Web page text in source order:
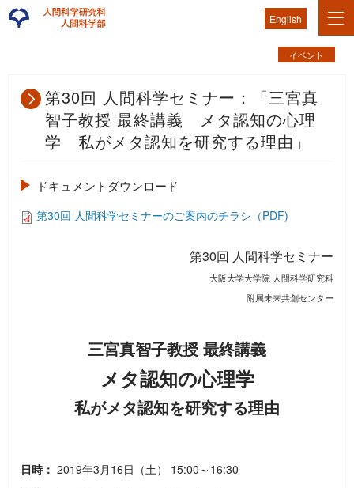
English
イベント
第30回 人間科学セミナー：「三宮真
智子教授 最終講義 メタ認知の心理
学 私がメタ認知を研究する理由」
ドキュメントダウンロード
第30回 人間科学セミナーのご案内のチラシ（PDF)
第30回 人間科学セミナー
大阪大学大学院 人間科学研究科
附属未来共創センター
三宮真智子教授 最終講義
メタ認知の心理学
私がメタ認知を研究する理由
日時： 2019年3月16日（土） 15:00～16:30